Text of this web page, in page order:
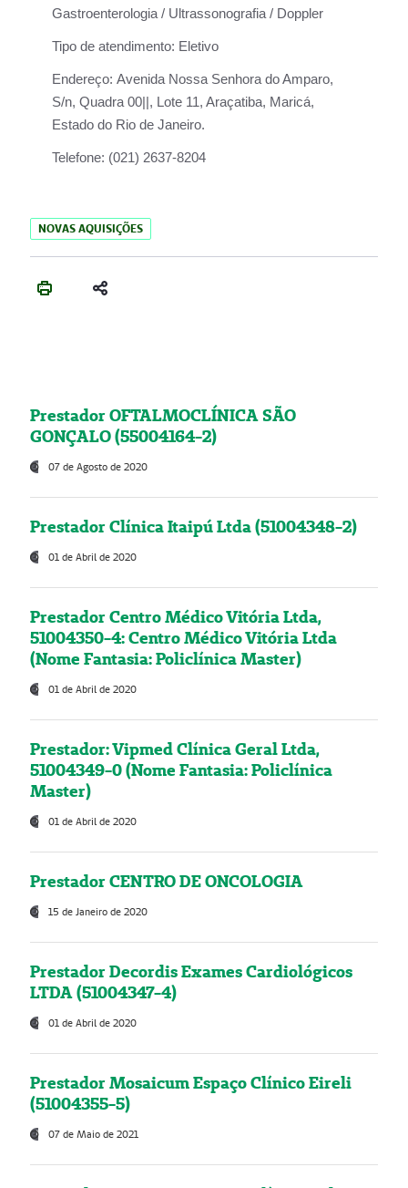
Gastroenterologia / Ultrassonografia / Doppler
Tipo de atendimento: Eletivo
Endereço: Avenida Nossa Senhora do Amparo,
S/n, Quadra 00||, Lote 11, Araçatiba, Maricá,
Estado do Rio de Janeiro.
Telefone: (021) 2637-8204
NOVAS AQUISIÇÕES
Prestador OFTALMOCLÍNICA SÃO
GONÇALO (55004164-2)
07 de Agosto de 2020
Prestador Clínica Itaipú Ltda (51004348-2)
01 de Abril de 2020
Prestador Centro Médico Vitória Ltda,
51004350-4: Centro Médico Vitória Ltda
(Nome Fantasia: Policlínica Master)
01 de Abril de 2020
Prestador: Vipmed Clínica Geral Ltda,
51004349-0 (Nome Fantasia: Policlínica
Master)
01 de Abril de 2020
Prestador CENTRO DE ONCOLOGIA
15 de Janeiro de 2020
Prestador Decordis Exames Cardiológicos
LTDA (51004347-4)
01 de Abril de 2020
Prestador Mosaicum Espaço Clínico Eireli
(51004355-5)
07 de Maio de 2021